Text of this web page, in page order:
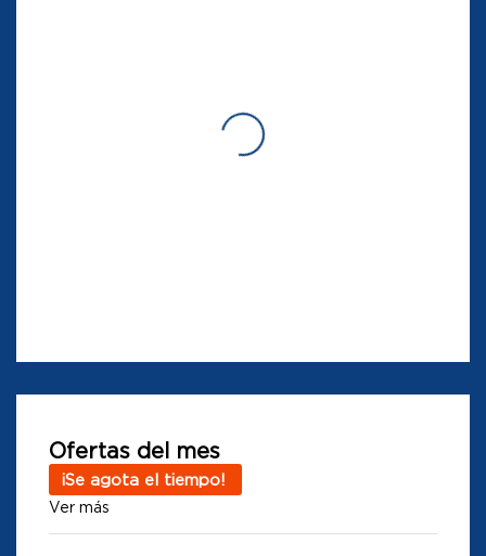
Ofertas del mes
¡Se agota el tiempo!
Ver más